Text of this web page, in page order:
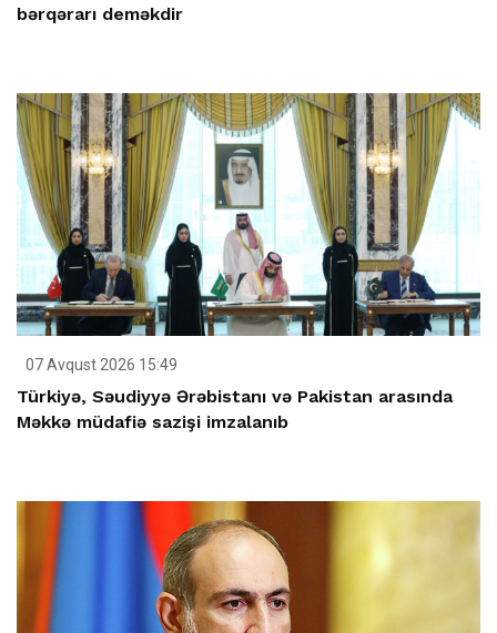
bərqərarı deməkdir
07 Avqust 2026 15:49
Türkiyə, Səudiyyə Ərəbistanı və Pakistan arasında
Məkkə müdafiə sazişi imzalanıb